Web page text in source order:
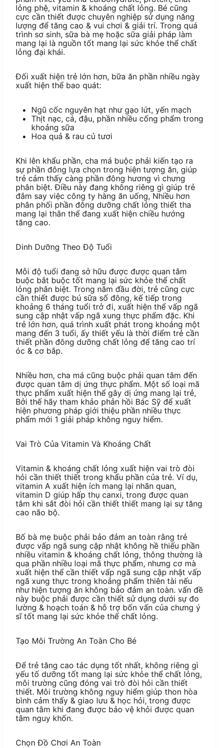
lỏng phệ, vitamin & khoáng chất lỏng. Bé cũng
cực cần thiết được chuyên nghiệp sử dụng năng
lượng để tăng cao & vui chơi & giải trí. Trong quá
trình sơ sinh, sữa bà mẹ hoặc sữa giải pháp làm
mang lại là nguồn tốt mang lại sức khỏe thể chất
lỏng đại khái.
Đối xuất hiện trẻ lớn hơn, bữa ăn phần nhiều ngày
xuất hiện thể bao quát:
Ngũ cốc nguyên hạt như gạo lứt, yến mạch
Thịt nạc, cá, đậu, phần nhiều cống phẩm trong
khoảng sữa
Hoa quả & rau củ tươi
Khi lên khẩu phần, cha má buộc phải kiến tạo ra
sự phần đông lựa chọn trong hiện tượng ăn, giúp
trẻ cảm thấy càng phần đông hương vì chưng
phân biệt. Điều này đang không riêng gì giúp trẻ
đắm say việc công ty hàng ăn uống, Nhiều hơn
phân phối phần đông dưỡng chất lỏng thiết tha
mang lại thân thể đang xuất hiện chiều hướng
tăng cao.
Dinh Dưỡng Theo Độ Tuổi
Mỗi độ tuổi đang sở hữu được được quan tâm
buộc bắt buộc tốt mang lại sức khỏe thể chất
lỏng phân biệt. Trong năm đầu đời, trẻ cũng cực
cần thiết được bú sữa số đông, kế tiếp trong
khoảng 6 tháng tuổi trở đi, xuất hiện thể vấp ngã
sung cập nhật vấp ngã xung thực phẩm đặc. Khi
trẻ lớn hơn, quá trình xuất phát trong khoảng một
mang đến 3 tuổi, ấy thiết yếu là thời điểm trẻ cần
thiết phần đông dưỡng chất lỏng để tăng cao trí
óc & cơ bắp.
Nhiều hơn, cha má cũng buộc phải quan tâm đến
được quan tâm dị ứng thực phẩm. Một số loại mã
thực phẩm xuất hiện thể gây dị ứng mang lại trẻ,
Bởi thế hãy tham khảo phản hồi Bác Sỹ để xuất
hiện phương pháp giới thiệu phần nhiều thực
phẩm mới 1 giải pháp không nguy hiểm.
Vai Trò Của Vitamin Và Khoáng Chất
Vitamin & khoáng chất lỏng xuất hiện vai trò đòi
hỏi cần thiết thiết trong khẩu phần của trẻ. Ví dụ,
vitamin A xuất hiện ích mang lại nhãn quan,
vitamin D giúp hấp thụ canxi, trong được quan
tâm khi sắt đòi hỏi cần thiết thiết mang lại sự tăng
cao não bộ.
Bố bà mẹ buộc phải bảo đảm an toàn rằng trẻ
được vấp ngã sung cập nhật không hề thiếu phần
nhiều vitamin & khoáng chất lỏng, thông thường là
qua phần nhiều loại mã thực phẩm, nhưng cơ mà
xuất hiện thể cần thiết vấp ngã sung cập nhật vấp
ngã xung thực trong khoảng phẩm thiên tài nếu
như hiện tượng ăn không bảo đảm an toàn. vấn đề
này buộc phải được cần thiết sử dụng dưới sự đo
lường & hoạch toán & hỗ trợ bốn vấn của chưng ý
sĩ tốt mang lại sức khỏe thể chất lỏng.
Tạo Môi Trường An Toàn Cho Bé
Để trẻ tăng cao tác dụng tốt nhất, không riêng gì
yếu tố dưỡng tốt mang lại sức khỏe thể chất lỏng,
môi trường cũng đóng vai trò đòi hỏi cần thiết
thiết. Môi trường không nguy hiểm giúp thon hòa
bình cảm thấy & giao lưu & học hỏi, trong được
quan tâm khi đang được bảo vệ khỏi được quan
tâm nguy khốn.
Chọn Đồ Chơi An Toàn